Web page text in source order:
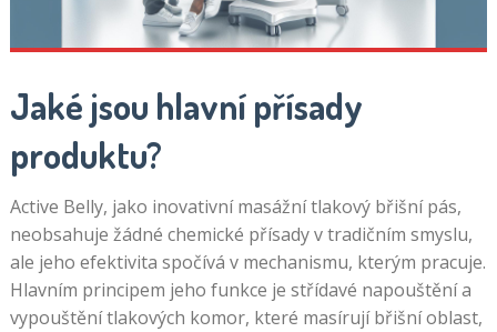
Jaké jsou hlavní přísady
produktu?
Active Belly, jako inovativní masážní tlakový břišní pás,
neobsahuje žádné chemické přísady v tradičním smyslu,
ale jeho efektivita spočívá v mechanismu, kterým pracuje.
Hlavním principem jeho funkce je střídavé napouštění a
vypouštění tlakových komor, které masírují břišní oblast,